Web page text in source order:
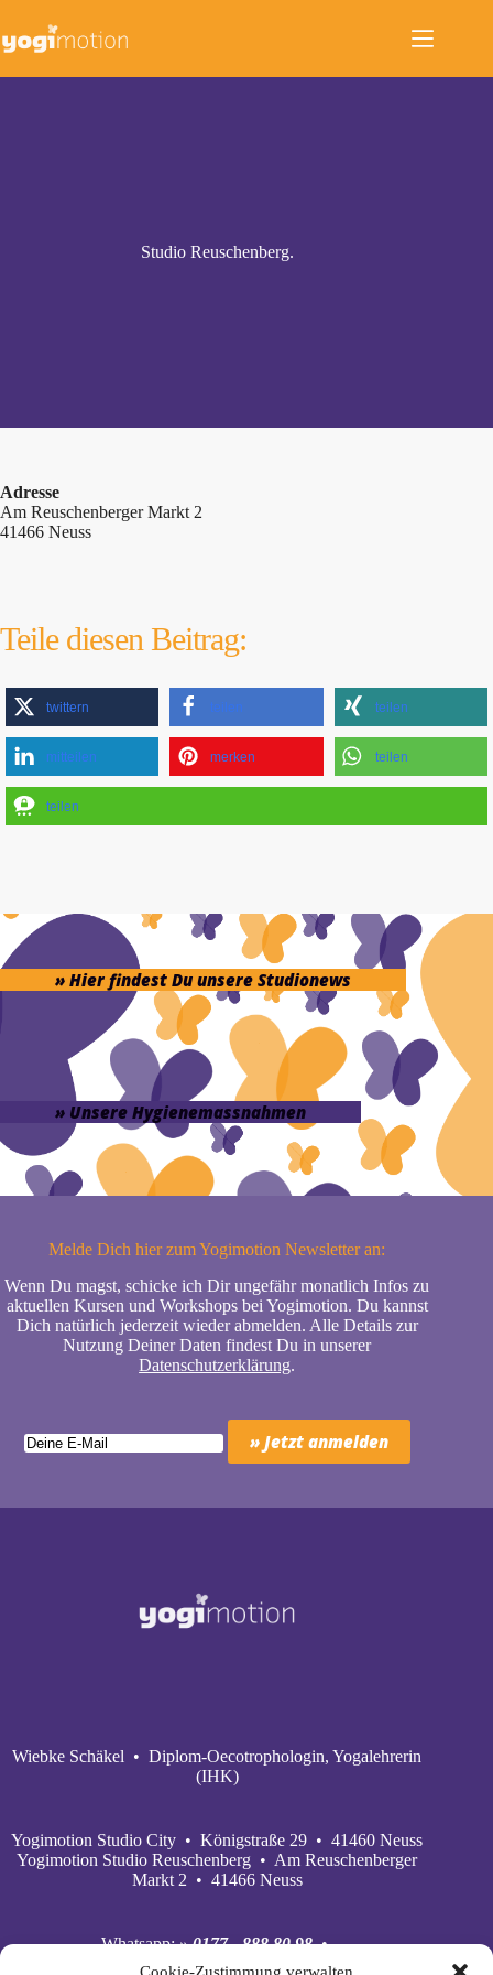
Cookie-Zustimmung verwalten
springen
Studio Reuschenberg.
Adresse
Am Reuschenberger Markt 2
41466 Neuss
Teile diesen Beitrag:
twittern teilen teilen
mitteilen merken teilen
teilen
» Hier findest Du unsere Studionews
» Unsere Hygienemassnahmen
Melde Dich hier zum Yogimotion Newsletter an:
Wenn Du magst, schicke ich Dir ungefähr monatlich Infos zu
aktuellen Kursen und Workshops bei Yogimotion. Du kannst
Dich natürlich jederzeit wieder abmelden. Alle Details zur
Nutzung Deiner Daten findest Du in unserer
Datenschutzerklärung.
Wiebke Schäkel • Diplom-Oecotrophologin, Yogalehrerin
(IHK)
Yogimotion Studio City • Königstraße 29 • 41460 Neuss
Yogimotion Studio Reuschenberg • Am Reuschenberger
Markt 2 • 41466 Neuss
Whatsapp:» 0177 - 888 80 98•
Mobil:
» 0177 - 888 80 98